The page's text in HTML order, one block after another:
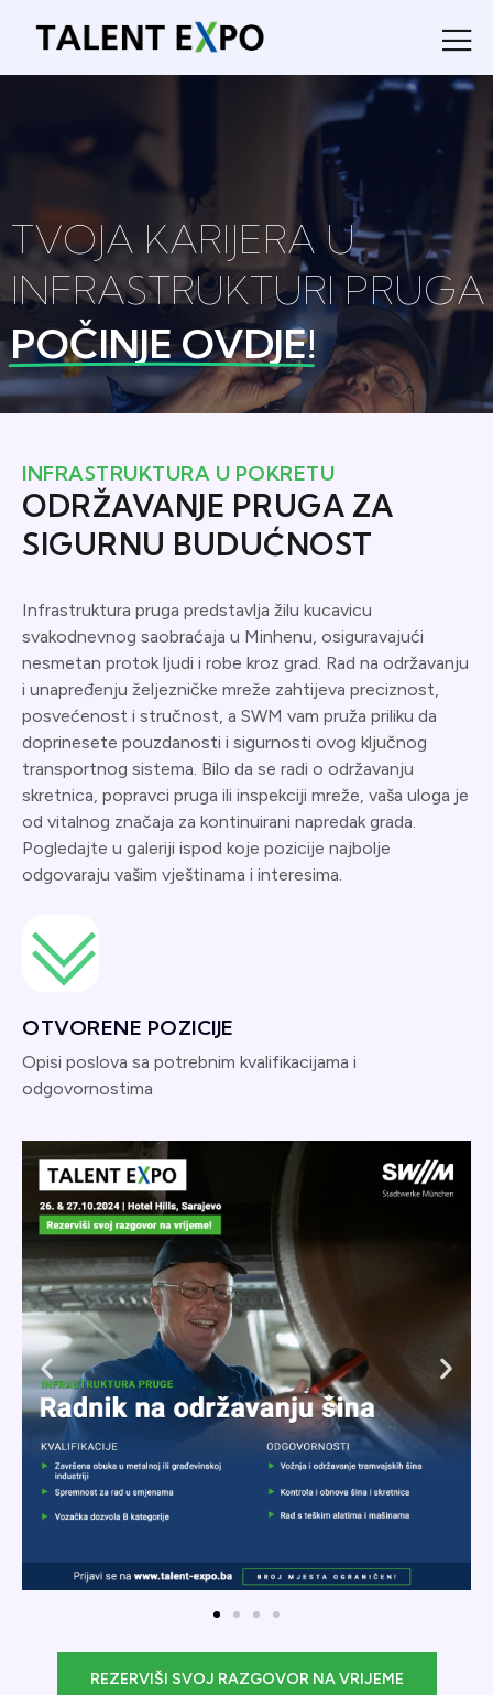
TVOJA KARIJERA U
INFRASTRUKTURI PRUGA
POČINJE OVDJE!
INFRASTRUKTURA U POKRETU
ODRŽAVANJE PRUGA ZA
SIGURNU BUDUĆNOST
Infrastruktura pruga predstavlja žilu kucavicu
svakodnevnog saobraćaja u Minhenu, osiguravajući
nesmetan protok ljudi i robe kroz grad. Rad na održavanju
i unapređenju željezničke mreže zahtijeva preciznost,
posvećenost i stručnost, a SWM vam pruža priliku da
doprinesete pouzdanosti i sigurnosti ovog ključnog
transportnog sistema. Bilo da se radi o održavanju
skretnica, popravci pruga ili inspekciji mreže, vaša uloga je
od vitalnog značaja za kontinuirani napredak grada.
Pogledajte u galeriji ispod koje pozicije najbolje
odgovaraju vašim vještinama i interesima.
OTVORENE POZICIJE
Opisi poslova sa potrebnim kvalifikacijama i
odgovornostima
REZERVIŠI SVOJ RAZGOVOR NA VRIJEME